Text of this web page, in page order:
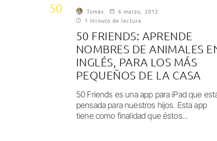
50 friends
Tomás
6 marzo, 2012
1 Minuto de lectura
50 FRIENDS: APRENDE
NOMBRES DE ANIMALES
INGLÉS, PARA LOS MÁS
PEQUEÑOS DE LA CASA
50 Friends es una app para iPad que
pensada para nuestros hijos. Esta app
tiene como finalidad que éstos...